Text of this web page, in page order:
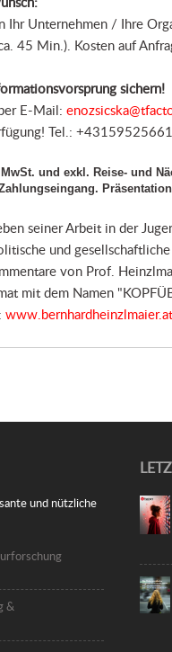
Ihr Unternehmen / Ihre
45 Min.). Kosten auf
sichern!
E-Mail:
Tel.:
und exkl. Reise- und
seiner Arbeit in der
und
von Prof.
mit dem Namen
www.bernhardheinzlmaier.at
und nützliche
&